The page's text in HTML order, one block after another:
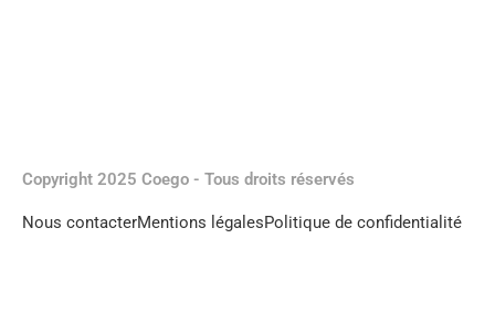
Copyright 2025 Coego - Tous droits réservés
Nous contacterMentions légalesPolitique de confidentialité